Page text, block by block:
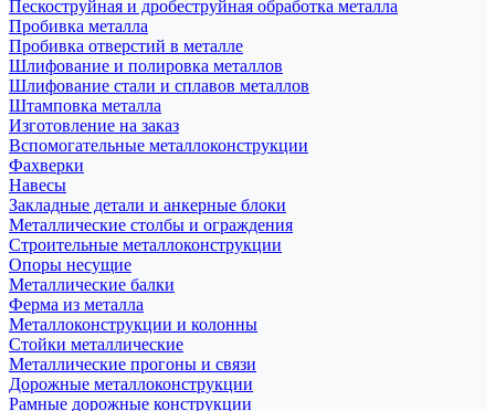
Пескоструйная и дробеструйная обработка металла
Пробивка металла
Пробивка отверстий в металле
Шлифование и полировка металлов
Шлифование стали и сплавов металлов
Штамповка металла
Изготовление на заказ
Вспомогательные металлоконструкции
Фахверки
Навесы
Закладные детали и анкерные блоки
Металлические столбы и ограждения
Строительные металлоконструкции
Опоры несущие
Металлические балки
Ферма из металла
Металлоконструкции и колонны
Стойки металлические
Металлические прогоны и связи
Дорожные металлоконструкции
Рамные дорожные конструкции